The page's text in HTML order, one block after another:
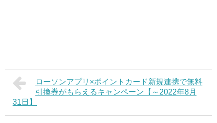
ローソンアプリ×ポイントカード新規連携で無料
引換券がもらえるキャンペーン【～2022年8月
31日】